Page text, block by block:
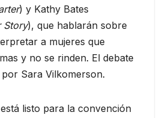
) y Kathy Bates
Story), que hablarán sobre
a mujeres que
y no se rinden. El debate
Sara Vilkomerson.
listo para la convención